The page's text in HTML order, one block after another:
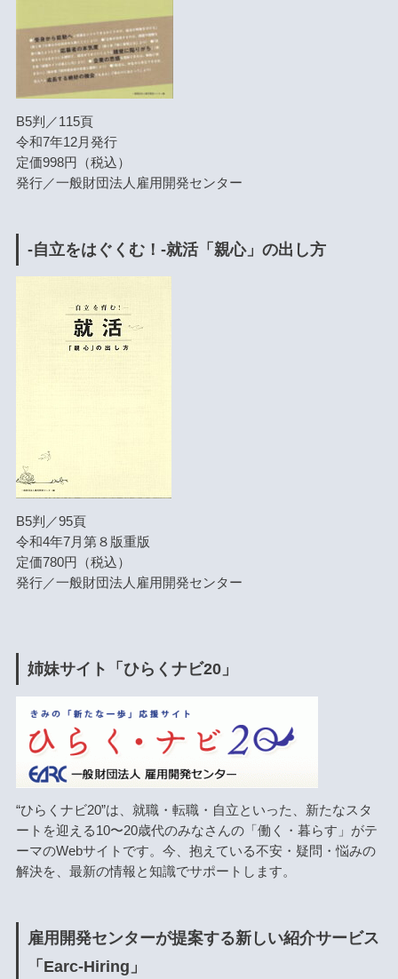
B5判／115頁
令和7年12月発行
定価998円（税込）
発行／一般財団法人雇用開発センター
-自立をはぐくむ！-就活「親心」の出し方
B5判／95頁
令和4年7月第８版重版
定価780円（税込）
発行／一般財団法人雇用開発センター
姉妹サイト「ひらくナビ20」
“ひらくナビ20”は、就職・転職・自立といった、新たなスタ
ートを迎える10〜20歳代のみなさんの「働く・暮らす」がテ
ーマのWebサイトです。今、抱えている不安・疑問・悩みの
解決を、最新の情報と知識でサポートします。
雇用開発センターが提案する新しい紹介サービス
「Earc-Hiring」